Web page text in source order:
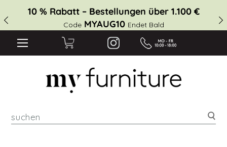
10 % Rabatt – Bestellungen über 1.100 €
CodeMYAUG10 Endet Bald